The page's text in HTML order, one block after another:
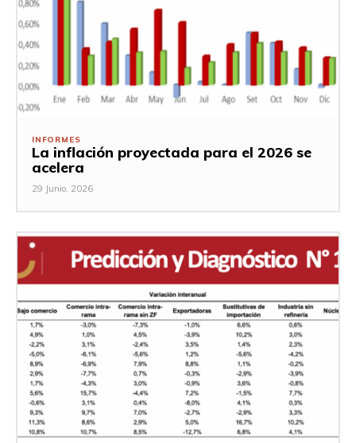
INFORMES
La inflación proyectada para el 2026 se
acelera
29 Junio, 2026